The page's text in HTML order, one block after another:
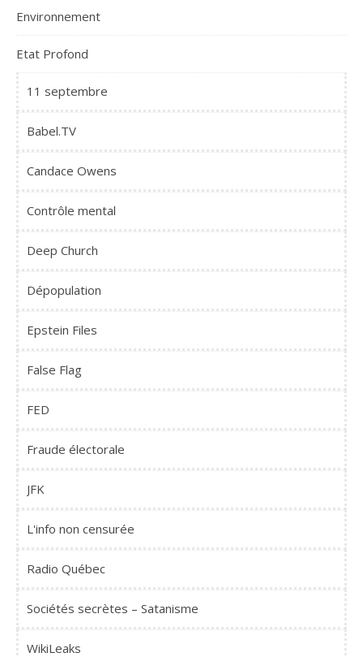
Environnement
Etat Profond
11 septembre
Babel.TV
Candace Owens
Contrôle mental
Deep Church
Dépopulation
Epstein Files
False Flag
FED
Fraude électorale
JFK
L'info non censurée
Radio Québec
Sociétés secrètes – Satanisme
WikiLeaks